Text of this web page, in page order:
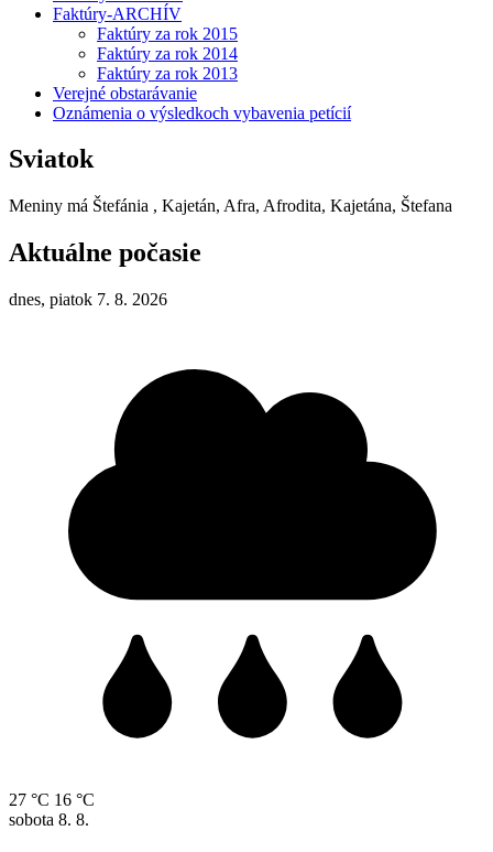
Faktúry-ARCHÍV
Faktúry za rok 2015
Faktúry za rok 2014
Faktúry za rok 2013
Verejné obstarávanie
Oznámenia o výsledkoch vybavenia petícií
Sviatok
Meniny má Štefánia , Kajetán, Afra, Afrodita, Kajetána, Štefana
Aktuálne počasie
dnes, piatok 7. 8. 2026
27 °C 16 °C
sobota 8. 8.